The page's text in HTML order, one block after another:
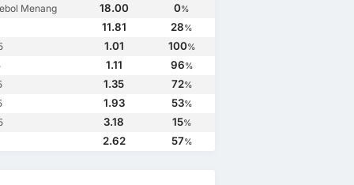
Menang 18.00 0%
11.81 28%
1.01 100%
1.11 96%
1.35 72%
1.93 53%
3.18 15%
2.62 57%